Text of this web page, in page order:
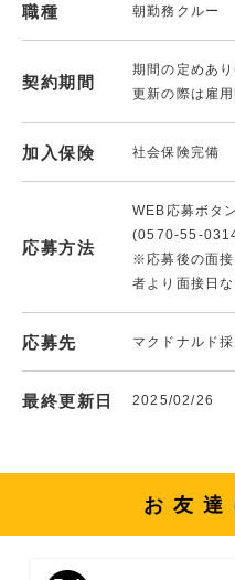
職種 朝勤務クルー
契約期間
期間の定めあ
更新の際は雇
加入保険 社会保険完備
応募方法
WEB応募ボタ
(0570-55-
※応募後の面接
者より面接日
応募先 マクドナルド
最終更新日 2025/02/26
お友達